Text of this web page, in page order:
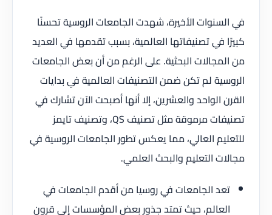
في السنوات الأخيرة، شهدت الجامعات الروسية تحسنًا
كبيرًا في تصنيفاتها العالمية، بسبب تقدمها في العديد
من المجالات البحثية. على الرغم من أن بعض الجامعات
الروسية لم تكن ضمن التصنيفات العالمية في بدايات
القرن الواحد والعشرين، إلا أنها أصبحت الآن تشارك في
تصنيفات مرموقة مثل تصنيف QS، وتصنيف تايمز
للتعليم العالي، مما يعكس تطور الجامعات الروسية في
مجالات التعليم والبحث العلمي.
تعد الجامعات في روسيا من أقدم الجامعات في
العالم، حيث تمتد جذور بعض المؤسسات إلى قرون